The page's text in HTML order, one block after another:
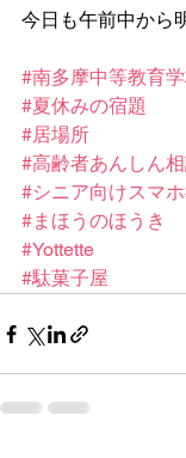
今日も午前中から
#南多摩中等教育
#夏休みの宿題
#居場所
#高齢者あんしん
#シニア向けスマ
#まほうのほうき
#Yottette
#駄菓子屋